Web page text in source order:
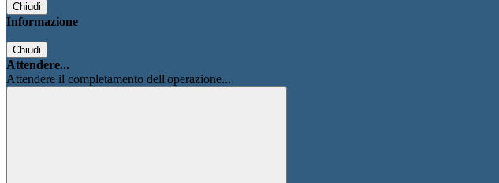
Chiudi
Informazione
Chiudi
Attendere...
Attendere il completamento dell'operazione...